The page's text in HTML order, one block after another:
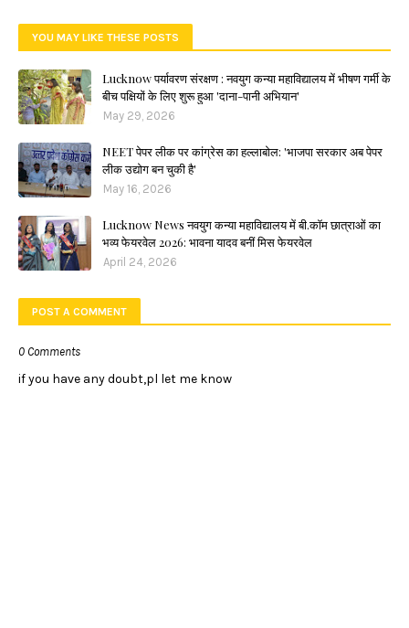
YOU MAY LIKE THESE POSTS
Lucknow पर्यावरण संरक्षण : नवयुग कन्या महाविद्यालय में भीषण गर्मी के
बीच पक्षियों के लिए शुरू हुआ 'दाना-पानी अभियान'
May 29, 2026
NEET पेपर लीक पर कांग्रेस का हल्लाबोल: 'भाजपा सरकार अब पेपर
लीक उद्योग बन चुकी है'
May 16, 2026
Lucknow News नवयुग कन्या महाविद्यालय में बी.कॉम छात्राओं का
भव्य फेयरवेल 2026: भावना यादव बनीं मिस फेयरवेल
April 24, 2026
POST A COMMENT
0 Comments
if you have any doubt,pl let me know